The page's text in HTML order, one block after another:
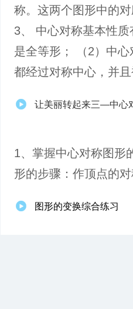
称。这两个图形中的
3、 中心对称基本性
是全等形； （2）中
都经过对称中心，并
让美丽转起来三—中心
1、掌握中心对称图形
形的步骤：作顶点的
图形的变换综合练习